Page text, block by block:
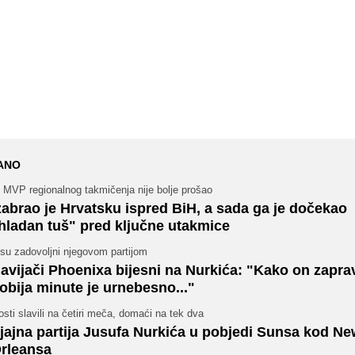
MVP regionalnog takmičenja nije bolje prošao
je Hrvatsku ispred BiH, a sada ga je dočekao
tuš" pred ključne utakmice
zadovoljni njegovom partijom
Phoenixa bijesni na Nurkića: "Kako on
minute je urnebesno..."
slavili na četiri meča, domaći na tek dva
partija Jusufa Nurkića u pobjedi Sunsa kod